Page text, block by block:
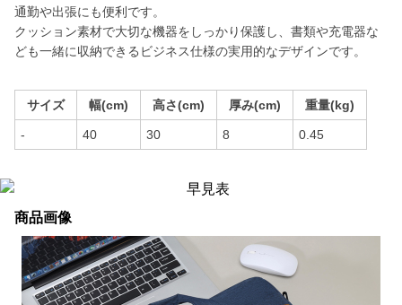
通勤や出張にも便利です。
クッション素材で大切な機器をしっかり保護し、書類や充電器な
ども一緒に収納できるビジネス仕様の実用的なデザインです。
サイズ 幅(cm) 高さ(cm) 厚み(cm) 重量(kg)
- 40 30 8 0.45
商品画像